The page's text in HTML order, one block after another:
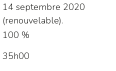
14 septembre 2020
(renouvelable).
100 %
35h00